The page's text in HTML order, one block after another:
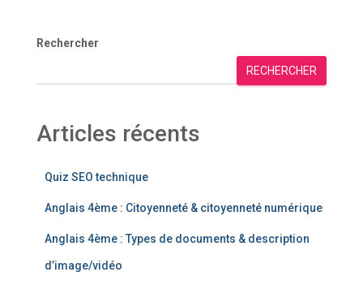
Rechercher
RECHERCHER
Articles récents
Quiz SEO technique
Anglais 4ème : Citoyenneté & citoyenneté numérique
Anglais 4ème : Types de documents & description
d’image/vidéo